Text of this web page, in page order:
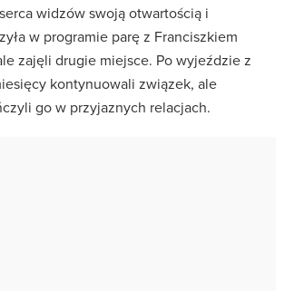
widzów swoją otwartością i
w programie parę z Franciszkiem
zajęli drugie miejsce. Po wyjeździe z
kontynuowali związek, ale
go w przyjaznych relacjach.